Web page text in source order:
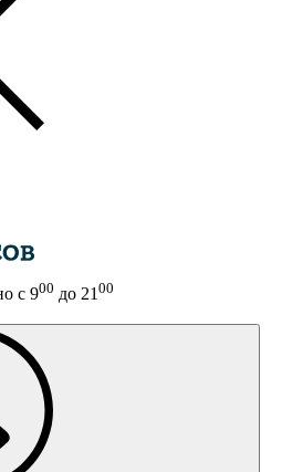
с 900 до 21 00